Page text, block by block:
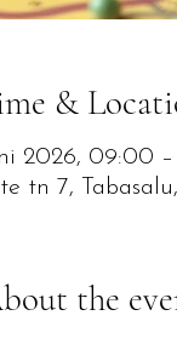
&
2026, 09:00
tn 7,
the